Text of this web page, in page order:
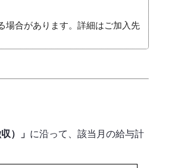
場合があります。詳細はご加入先
）」 に沿って、該当月の給与計